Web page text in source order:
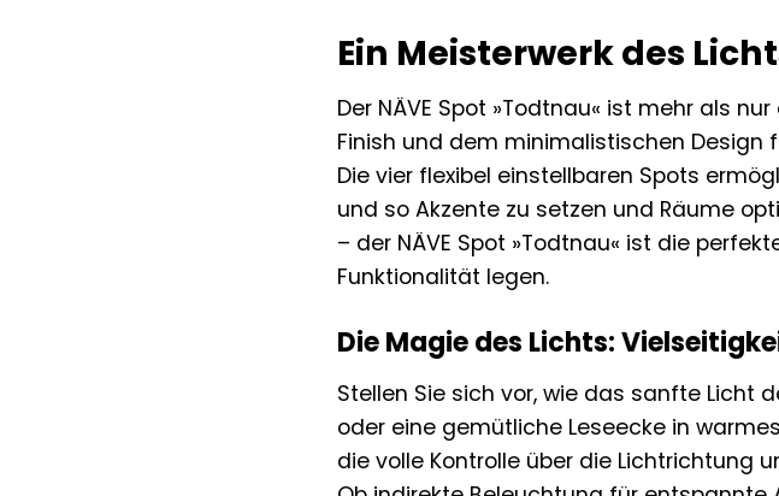
Ein Meisterwerk des
Der NÄVE Spot »Todtnau« ist mehr als
Finish und dem minimalistischen Design
Die vier flexibel einstellbaren Spots
und so Akzente zu setzen und Räume
– der NÄVE Spot »Todtnau« ist die
Funktionalität legen.
Die Magie des Lichts:
Stellen Sie sich vor, wie das sanfte Licht
oder eine gemütliche Leseecke in
die volle Kontrolle über die Lichtrichtung